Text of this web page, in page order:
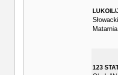
LUKOIL/
123